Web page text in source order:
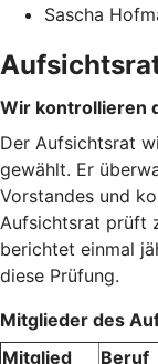
Sascha
Wir kontrollieren
Der Aufsichtsrat
gewählt. Er
Vorstandes und
Aufsichtsrat prüft
berichtet einmal
diese Prüfung.
Mitglieder des
Mitglied
Beruf